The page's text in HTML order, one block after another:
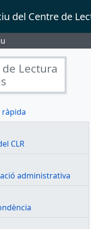
del Centre de
Lectura
ràpida
CLR
administrativa